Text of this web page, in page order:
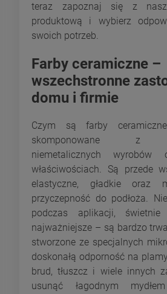
teraz zapoznaj się z
produktową i wybierz
swoich potrzeb.
Farby ceramiczne –
wszechstronne
domu i firmie
Czym są farby
skomponowane z
niemetalicznych wyrobów
właściwościach. Są przede
elastyczne, gładkie oraz
przyczepność do podłoża.
podczas aplikacji,
najważniejsze – są bardzo
stworzone ze specjalnych
doskonałą odporność na
brud, tłuszcz i wiele innych
usunąć łagodnym